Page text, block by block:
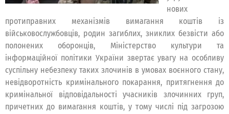
нових
протиправних механізмів вимагання коштів із
військовослужбовців, родин загиблих, зниклих безвісти або
полонених оборонців, Міністерство культури та
інформаційної політики України звертає увагу на особливу
суспільну небезпеку таких злочинів в умовах воєнного стану,
невідворотність кримінального покарання, притягнення до
кримінальної відповідальності учасників злочинних груп,
причетних до вимагання коштів, у тому числі під загрозою